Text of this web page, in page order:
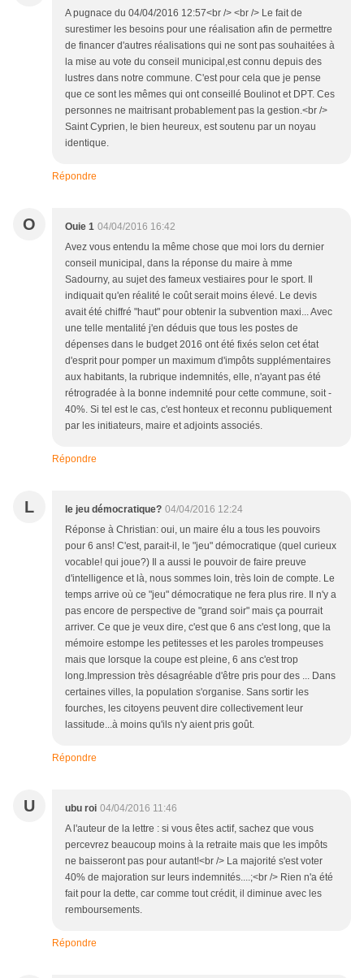
A pugnace du 04/04/2016 12:57<br /> <br /> Le fait de
surestimer les besoins pour une réalisation afin de permettre
de financer d'autres réalisations qui ne sont pas souhaitées à
la mise au vote du conseil municipal,est connu depuis des
lustres dans notre commune. C'est pour cela que je pense
que ce sont les mêmes qui ont conseillé Boulinot et DPT. Ces
personnes ne maitrisant probablement pas la gestion.<br />
Saint Cyprien, le bien heureux, est soutenu par un noyau
identique.
Répondre
O Ouie 1 04/04/2016 16:42
Avez vous entendu la même chose que moi lors du dernier
conseil municipal, dans la réponse du maire à mme
Sadourny, au sujet des fameux vestiaires pour le sport. Il
indiquait qu'en réalité le coût serait moins élevé. Le devis
avait été chiffré "haut" pour obtenir la subvention maxi... Avec
une telle mentalité j'en déduis que tous les postes de
dépenses dans le budget 2016 ont été fixés selon cet état
d'esprit pour pomper un maximum d'impôts supplémentaires
aux habitants, la rubrique indemnités, elle, n'ayant pas été
rétrogradée à la bonne indemnité pour cette commune, soit -
40%. Si tel est le cas, c'est honteux et reconnu publiquement
par les initiateurs, maire et adjoints associés.
Répondre
L le jeu démocratique? 04/04/2016 12:24
Réponse à Christian: oui, un maire élu a tous les pouvoirs
pour 6 ans! C'est, parait-il, le "jeu" démocratique (quel curieux
vocable! qui joue?) Il a aussi le pouvoir de faire preuve
d'intelligence et là, nous sommes loin, très loin de compte. Le
temps arrive où ce "jeu" démocratique ne fera plus rire. Il n'y a
pas encore de perspective de "grand soir" mais ça pourrait
arriver. Ce que je veux dire, c'est que 6 ans c'est long, que la
mémoire estompe les petitesses et les paroles trompeuses
mais que lorsque la coupe est pleine, 6 ans c'est trop
long.Impression très désagréable d'être pris pour des ... Dans
certaines villes, la population s'organise. Sans sortir les
fourches, les citoyens peuvent dire collectivement leur
lassitude...à moins qu'ils n'y aient pris goût.
Répondre
U ubu roi 04/04/2016 11:46
A l'auteur de la lettre : si vous êtes actif, sachez que vous
percevrez beaucoup moins à la retraite mais que les impôts
ne baisseront pas pour autant!<br /> La majorité s'est voter
40% de majoration sur leurs indemnités....;<br /> Rien n'a été
fait pour la dette, car comme tout crédit, il diminue avec les
remboursements.
Répondre